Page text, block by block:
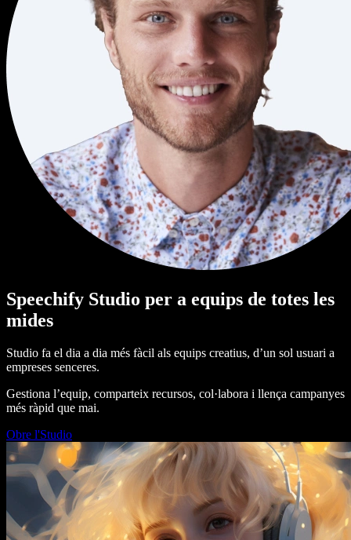
Speechify Studio per a equips de totes les
mides
Studio fa el dia a dia més fàcil als equips creatius, d’un sol usuari a
empreses senceres.
Gestiona l’equip, comparteix recursos, col·labora i llença campanyes
més ràpid que mai.
Obre l'Studio